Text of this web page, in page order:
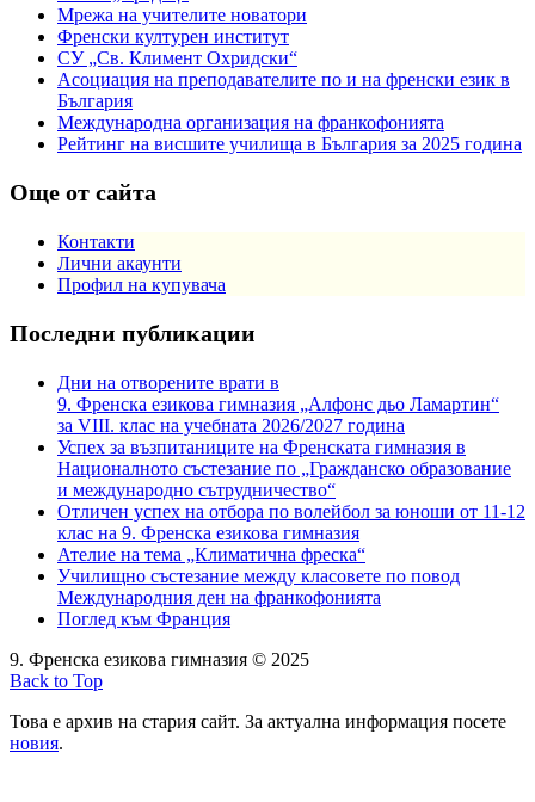
Мрежа на учителите новатори
Френски културен институт
СУ „Св. Климент Охридски“
Асоциация на преподавателите по и на френски език в
България
Международна организация на франкофонията
Рейтинг на висшите училища в България за 2025 година
Още от сайта
Контакти
Лични акаунти
Профил на купувача
Последни публикации
Дни на отворените врати в
9. Френска езикова гимназия „Алфонс дьо Ламартин“
за VIII. клас на учебната 2026/2027 година
Успех за възпитаниците на Френската гимназия в
Националното състезание по „Гражданско образование
и международно сътрудничество“
Отличен успех на отбора по волейбол за юноши от 11-12
клас на 9. Френска езикова гимназия
Ателие на тема „Климатична фреска“
Училищно състезание между класовете по повод
Международния ден на франкофонията
Поглед към Франция
9. Френска езикова гимназия © 2025
Back to Top
Това е архив на стария сайт. За актуална информация посете
новия.